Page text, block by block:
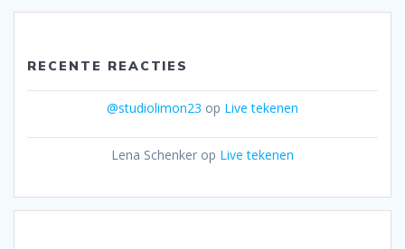
RECENTE REACTIES
@studiolimon23 op Live tekenen
Lena Schenker op Live tekenen